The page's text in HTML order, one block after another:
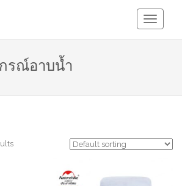
Toggle
รณ์อาบน้ำ